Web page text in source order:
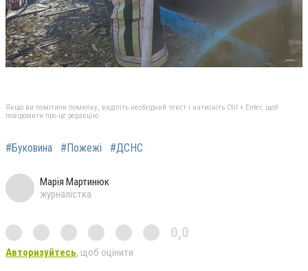
Якщо ви помітили помилку, виділіть необхідний текст і натисніть Ctrl + Enter, щоб
повідомити про це редакцію
#Буковина #Пожежі #ДСНС
Марія Мартинюк
журналістка
0,0
Авторизуйтесь, щоб оцінити